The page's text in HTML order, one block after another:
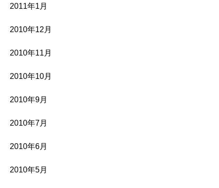
2011年1月
2010年12月
2010年11月
2010年10月
2010年9月
2010年7月
2010年6月
2010年5月